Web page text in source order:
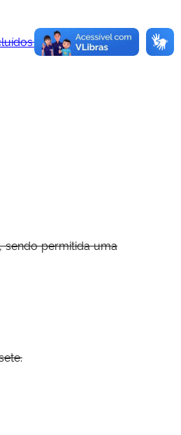
pela Resolução
sendo permitida uma